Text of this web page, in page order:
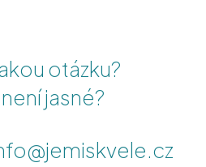
otázku?
jasné?